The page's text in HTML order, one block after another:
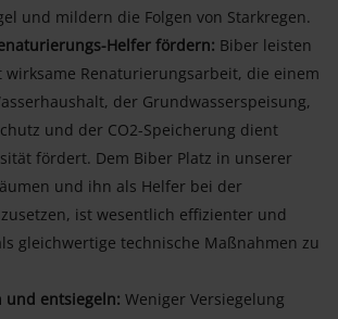
und mildern die Folgen von Starkregen.
Helfer fördern: Biber leisten
wirksame Renaturierungsarbeit, die einem
der Grundwasserspeisung,
und der CO2-Speicherung dient
fördert. Dem Biber Platz in unserer
und ihn als Helfer bei der
ist wesentlich effizienter und
gleichwertige technische Maßnahmen zu
und entsiegeln: Weniger Versiegelung